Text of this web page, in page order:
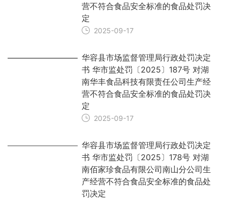
营不符合食品安全标准的食品处罚决
定
2025-09-17
华容县市场监督管理局行政处罚决定
书 华市监处罚〔2025〕187号 对湖
南华丰食品科技有限责任公司生产经
营不符合食品安全标准的食品处罚决
定
2025-09-17
华容县市场监督管理局行政处罚决定
书 华市监处罚〔2025〕178号 对湖
南佰家珍食品有限公司南山分公司生
产经营不符合食品安全标准的食品处
罚决定